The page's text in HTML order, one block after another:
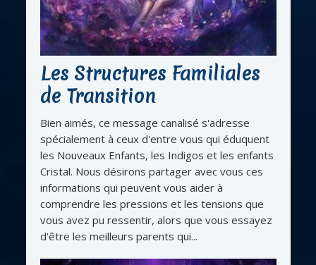
Les Structures Familiales
de Transition
Bien aimés, ce message canalisé s'adresse
spécialement à ceux d'entre vous qui éduquent
les Nouveaux Enfants, les Indigos et les enfants
Cristal. Nous désirons partager avec vous ces
informations qui peuvent vous aider à
comprendre les pressions et les tensions que
vous avez pu ressentir, alors que vous essayez
d'être les meilleurs parents qui...